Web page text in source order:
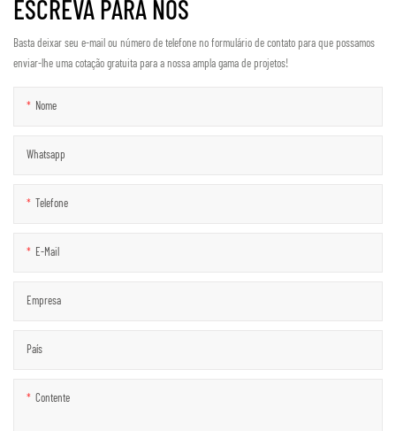
ESCREVA PARA NÓS
Basta deixar seu e-mail ou número de telefone no formulário de contato para que possamos
enviar-lhe uma cotação gratuita para a nossa ampla gama de projetos!
Nome
Whatsapp
Telefone
E-Mail
Empresa
País
Contente